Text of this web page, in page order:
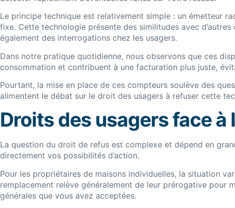
Le principe technique est relativement simple : un émetteur
fixe. Cette technologie présente des similitudes avec
également des interrogations chez les usagers.
Dans notre pratique quotidienne, nous observons que ces
consommation et contribuent à une facturation plus juste,
Pourtant, la mise en place de ces compteurs soulève des
alimentent le débat sur le droit des usagers à refuser cette
Droits des usagers face
La question du droit de refus est complexe et dépend en
directement vos possibilités d’action.
Pour les propriétaires de maisons individuelles, la situation
remplacement relève généralement de leur prérogative pour
générales que vous avez acceptées.